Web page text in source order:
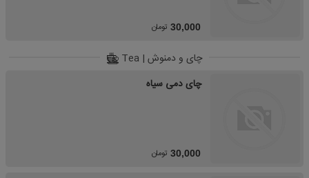
30,000 تومان
چای و دمنوش | Tea
چای دمی سیاه
30,000 تومان